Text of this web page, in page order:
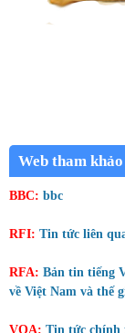
Web tham khảo
BBC: bbc
RFI: Tin tức liên
RFA: Bản tin tiếng
về Việt Nam và thế
VOA: Tin tức chính